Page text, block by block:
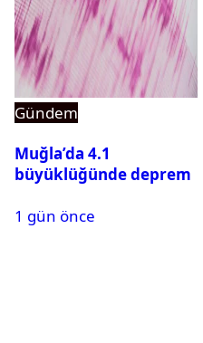
Gündem
Muğla’da 4.1
büyüklüğünde deprem
1 gün önce